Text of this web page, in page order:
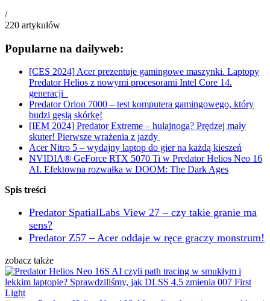
/
220 artykułów
Popularne na dailyweb:
[CES 2024] Acer prezentuje gamingowe maszynki. Laptopy
Predator Helios z nowymi procesorami Intel Core 14.
generacji
Predator Orion 7000 – test komputera gamingowego, który
budzi gęsią skórkę!
[IEM 2024] Predator Extreme – hulajnoga? Prędzej mały
skuter! Pierwsze wrażenia z jazdy
Acer Nitro 5 – wydajny laptop do gier na każdą kieszeń
NVIDIA® GeForce RTX 5070 Ti w Predator Helios Neo 16
AI. Efektowna rozwałka w DOOM: The Dark Ages
Spis treści
Predator SpatialLabs View 27 – czy takie granie ma
sens?
Predator Z57 – Acer oddaje w ręce graczy monstrum!
zobacz także